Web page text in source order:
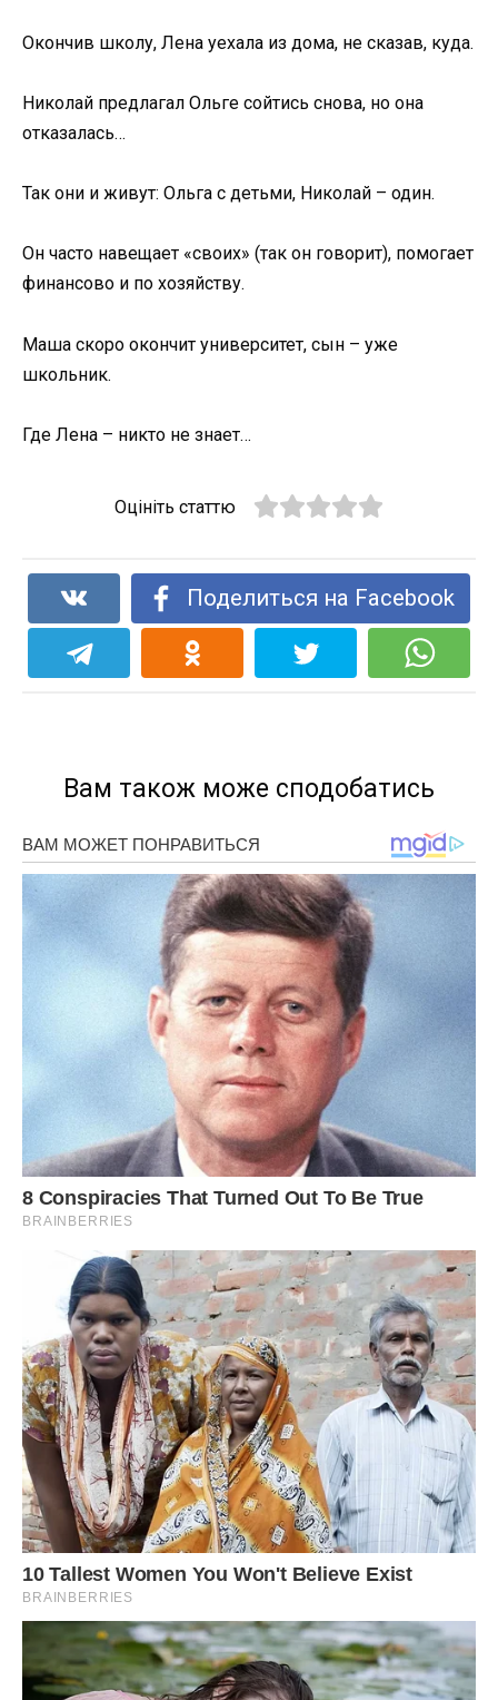
Окончив школу, Лена уехала из дома, не сказав, куда.
Николай предлагал Ольге сойтись снова, но она
отказалась…
Так они и живут: Ольга с детьми, Николай – один.
Он часто навещает «своих» (так он говорит), помогает
финансово и по хозяйству.
Маша скоро окончит университет, сын – уже
школьник.
Где Лена – никто не знает…
Оцініть статтю
Поделиться на Facebook
Вам також може сподобатись